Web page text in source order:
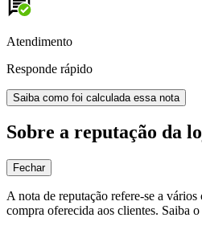
Atendimento
Responde rápido
Saiba como foi calculada essa nota
Sobre a reputação da
Fechar
A nota de reputação refere-se a
compra oferecida aos clientes. Saiba